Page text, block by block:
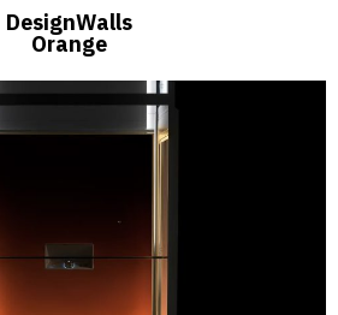
DesignWalls
Orange